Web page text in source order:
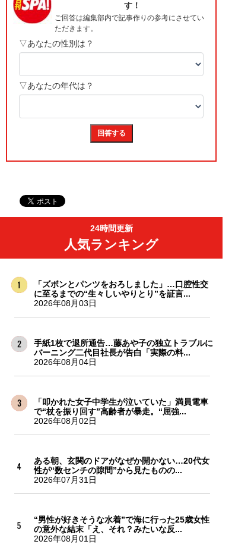
24時間更新
人気ランキング
「ズボンとパンツをおろしました」…口腔性交
に至るまでの“生々しいやりとり”を証言...
2026年08月03日
手紙1枚で退所通告…藤あや子の独立トラブルに
バーニング二代目社長が告白「実際の料...
2026年08月04日
「叩かれた女子中学生が泣いていた」満員電車
で“杖を振り回す”高齢者が暴走。“屈強...
2026年08月02日
ある朝、玄関のドアがなぜか開かない…20代女
性が“数センチの隙間”から見たものの...
2026年07月31日
“男性が好きそうな水着”で海に行った25歳女性
の意外な結末「え、それ？みたいな反...
2026年08月01日